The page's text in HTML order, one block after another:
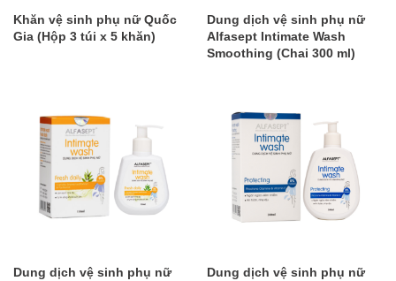
Khăn vệ sinh phụ nữ Quốc
Gia (Hộp 3 túi x 5 khăn)
Dung dịch vệ sinh phụ nữ
Alfasept Intimate Wash
Smoothing (Chai 300 ml)
​Dung dịch vệ sinh phụ nữ
Dung dịch vệ sinh phụ nữ